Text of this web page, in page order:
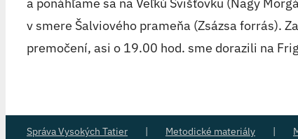
a ponáhľame sa na Veľkú Svišťovku (Nagy
v smere Šalviového prameňa (Zsázsa forrás).
premočení, asi o 19.00 hod. sme dorazili na
Správa Vysokých Tatier Metodické materiály